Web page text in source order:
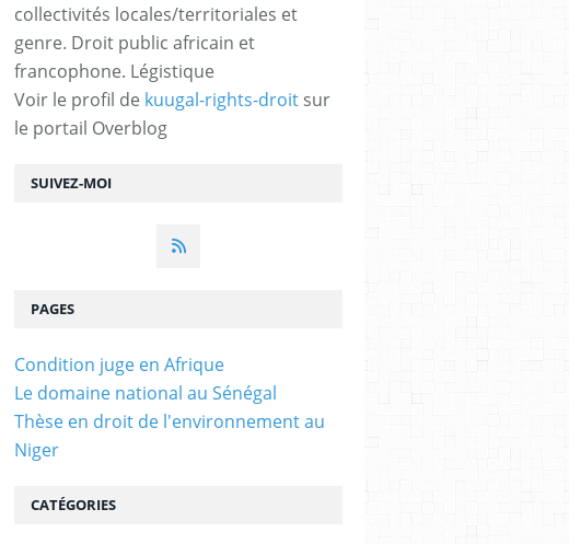
SUIVEZ-MOI
collectivités locales/territoriales et
genre. Droit public africain et
francophone. Légistique
Voir le profil de kuugal-rights-droit sur
le portail Overblog
PAGES
Condition juge en Afrique
Le domaine national au Sénégal
Thèse en droit de l'environnement au
Niger
CATÉGORIES